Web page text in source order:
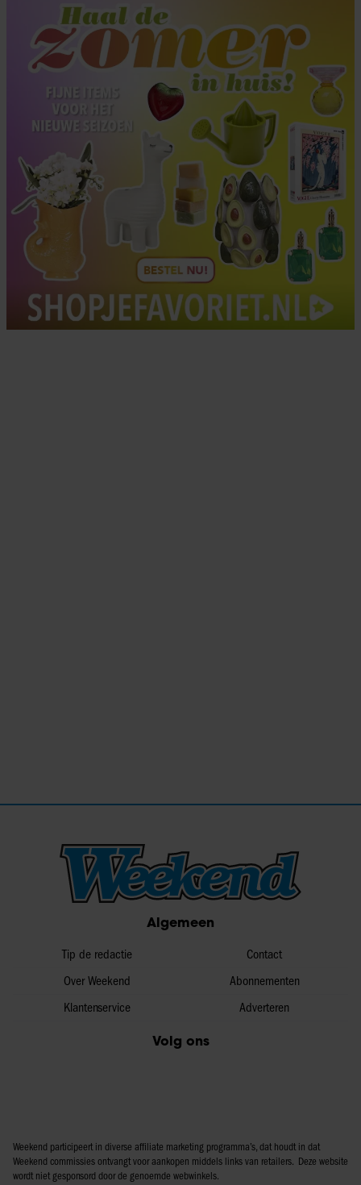
Algemeen
Tip de redactie
Over Weekend
Klantenservice
Contact
Abonnementen
Adverteren
Volg ons
Weekend participeert in diverse affiliate marketing programma’s, dat houdt in dat
Weekend commissies ontvangt voor aankopen middels links van retailers. Deze website
wordt niet gesponsord door de genoemde webwinkels.